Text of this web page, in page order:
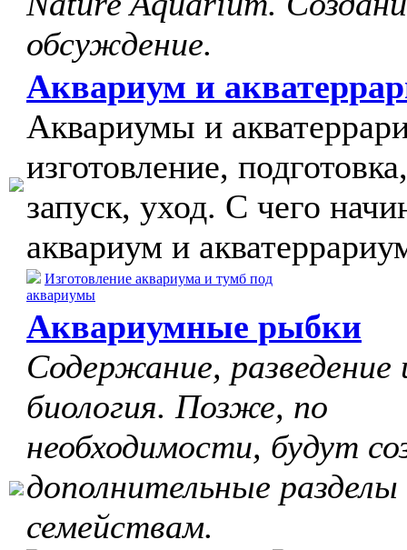
обсуждение.
Аквариум и
Аквариумы и
изготовление, подготовка,
запуск, уход. С чего
аквариум и
Изготовление аквариума и тумб под
аквариумы
Аквариумные рыбки
Содержание, разведение
биология. Позже, по
необходимости, будут
дополнительные разделы
семействам.